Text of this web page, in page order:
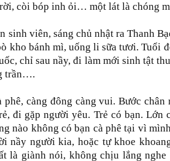
còi bóp inh ỏi… một lát là chóng
sinh viên, sáng chủ nhật ra Thanh
kho bánh mì, uống li sữa tươi. Tuổi
chỉ sau nầy, đi làm mới sinh tật
trần….
phê, càng đông càng vui. Bước
đi gặp người yêu. Trẻ có bạn. Lớn
nào không có bạn cà phê tại vì
nầy người kia, hoặc tự khoe
là giành nói, không chịu lắng